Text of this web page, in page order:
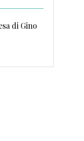
di Gino